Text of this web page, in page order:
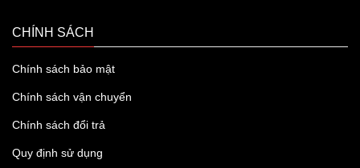
CHÍNH SÁCH
Chính sách bảo mật
Chính sách vận chuyển
Chính sách đổi trả
Quy định sử dụng